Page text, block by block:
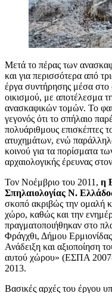
Μετά το πέρας των
και για περισσότερα από
έργα συντήρησης μέσα στο
οικισμού, με αποτέλεσμα
ανασκαφικών τομών. Το
γεγονός ότι το σπήλαιο
πολυάριθμους επισκέπτες
ατυχημάτων, ενώ
κοινού για τα πορίσματα
αρχαιολογικής έρευνας
Τον Νοέμβριο του 2011, η
Σπηλαιολογίας Ν.
σκοπό ακριβώς την ομαλή
χώρο, καθώς και την
πραγματοποιήθηκαν στο
Φράγχθι, Δήμου
Ανάδειξη και αξιοποίηση
αυτού χώρου» (ΕΣΠΑ
2013.
Βασικές αρχές του έργου